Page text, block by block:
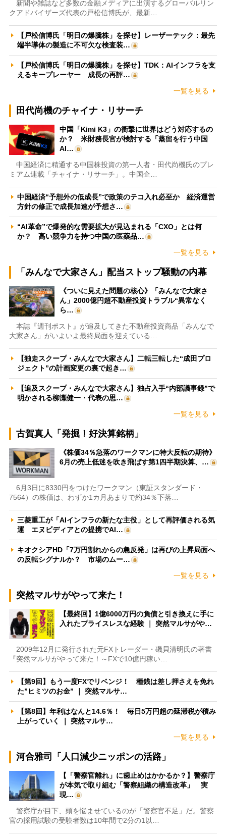
新聞や雑誌など多数の金融メディアに出演するグローバルリン
クアドバイザーズ代表の戸松信博氏が、最新…
【戸松信博氏「明日の爆騰株」を探せ】レーザーテック：最先
端半導体の製造に不可欠な検査装…
【戸松信博氏「明日の爆騰株」を探せ】TDK：AIインフラを支
えるキープレーヤー 成長の再評…
一覧を見る
田代尚機のチャイナ・リサーチ
中国「Kimi K3」の衝撃に世界はどう対応するの
か？ 米財務長官が検討する「蒸留を行う中国
AI…
中国経済に精通する中国株投資の第一人者・田代尚機氏のプレ
ミアム連載「チャイナ・リサーチ」。中国企…
中国経済“予想外の低成長”で政策のテコ入れ必至か 経済運営
方針の修正で成長加速が予想さ…
“AI革命”で爆発的な需要拡大が見込まれる「CXO」とは何
か？ 高い競争力を持つ中国の医薬品…
一覧を見る
「みんなで大家さん」配当ストップ騒動の内幕
《ついに見えた問題の核心》「みんなで大家さ
ん」2000億円超不動産投資トラブル“異常なく
ら…
本誌『週刊ポスト』が追及してきた不動産投資商品「みんなで
大家さん」がいよいよ最終局面を迎えている…
【独走スクープ・みんなで大家さん】二転三転した“成田プロ
ジェクト”の計画変更の裏で起き…
【追及スクープ・みんなで大家さん】独占入手“内部議事録”で
明かされる柳瀬健一・代表の思…
一覧を見る
古賀真人「発掘！好決算銘柄」
《株価34％急落のワークマンに特大反転の期待》
6月の売上低迷を吹き飛ばす第1四半期決算、…
6月3日に8330円をつけたワークマン（東証スタンダード・
7564）の株価は、わずか1カ月あまりで約34％下落…
三菱重工が「AIインフラの新たな主役」として再評価される気
運 エヌビディアとの提携でAI…
キオクシアHD「7万円割れからの急反発」は再びの上昇局面へ
の反転シグナルか？ 市場のムー…
一覧を見る
突然マルサがやって来た！
【最終回】1億6000万円の負債と引き換えに手に
入れたプライスレスな経験 ｜ 突然マルサがや…
2009年12月に発行された元FXトレーダー・磯貝清明氏の著書
『突然マルサがやって来た！～FXで10億円稼い…
【第9回】もう一度FXでリベンジ！ 種銭は差し押さえを免れ
た”ヒミツのお金” ｜ 突然マルサ…
【第8回】年利はなんと14.6％！ 毎日5万円超の延滞税が積み
上がっていく ｜ 突然マルサ…
一覧を見る
河合雅司「人口減少ニッポンの活路」
【「警察官離れ」に歯止めはかかるか？】警察庁
が本気で取り組む「警察組織の構造改革」 実
現…
警察庁が目下、頭を悩ませているのが「警察官不足」だ。警察
官の採用試験の受験者数は10年間で2分の1以…